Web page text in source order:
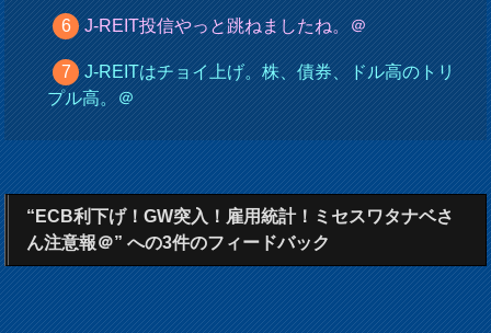
J-REIT投信やっと跳ねましたね。＠
J-REITはチョイ上げ。株、債券、ドル高のトリ
プル高。＠
“ECB利下げ！GW突入！雇用統計！ミセスワタナベさ
ん注意報＠” への3件のフィードバック